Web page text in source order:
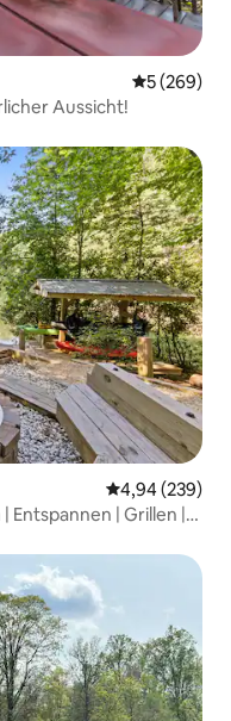
5 (269)
Aussicht!
4,94 (239)
Entspannen | Grillen |